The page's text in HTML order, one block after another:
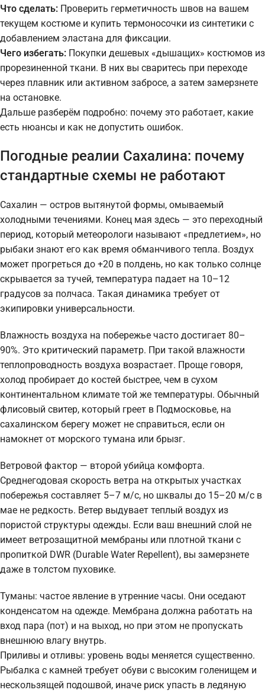
Что сделать: Проверить герметичность швов на вашем
текущем костюме и купить термоносочки из синтетики с
добавлением эластана для фиксации.
Чего избегать: Покупки дешевых «дышащих» костюмов из
прорезиненной ткани. В них вы сваритесь при переходе
через плавник или активном забросе, а затем замерзнете
на остановке.
Дальше разберём подробно: почему это работает, какие
есть нюансы и как не допустить ошибок.
Погодные реалии Сахалина: почему
стандартные схемы не работают
Сахалин — остров вытянутой формы, омываемый
холодными течениями. Конец мая здесь — это переходный
период, который метеорологи называют «предлетием», но
рыбаки знают его как время обманчивого тепла. Воздух
может прогреться до +20 в полдень, но как только солнце
скрывается за тучей, температура падает на 10–12
градусов за полчаса. Такая динамика требует от
экипировки универсальности.
Влажность воздуха на побережье часто достигает 80–
90%. Это критический параметр. При такой влажности
теплопроводность воздуха возрастает. Проще говоря,
холод пробирает до костей быстрее, чем в сухом
континентальном климате той же температуры. Обычный
флисовый свитер, который греет в Подмосковье, на
сахалинском берегу может не справиться, если он
намокнет от морского тумана или брызг.
Ветровой фактор — второй убийца комфорта.
Среднегодовая скорость ветра на открытых участках
побережья составляет 5–7 м/с, но шквалы до 15–20 м/с в
мае не редкость. Ветер выдувает теплый воздух из
пористой структуры одежды. Если ваш внешний слой не
имеет ветрозащитной мембраны или плотной ткани с
пропиткой DWR (Durable Water Repellent), вы замерзнете
даже в толстом пуховике.
Туманы: частое явление в утренние часы. Они оседают
конденсатом на одежде. Мембрана должна работать на
вход пара (пот) и на выход, но при этом не пропускать
внешнюю влагу внутрь.
Приливы и отливы: уровень воды меняется существенно.
Рыбалка с камней требует обуви с высоким голенищем и
нескользящей подошвой, иначе риск упасть в ледяную